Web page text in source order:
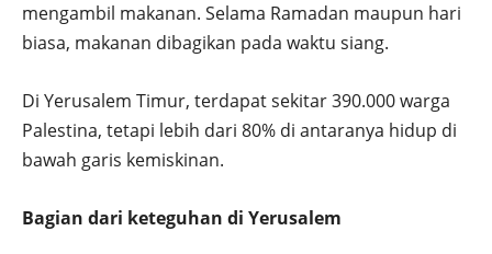
mengambil makanan. Selama Ramadan maupun hari
biasa, makanan dibagikan pada waktu siang.
Di Yerusalem Timur, terdapat sekitar 390.000 warga
Palestina, tetapi lebih dari 80% di antaranya hidup di
bawah garis kemiskinan.
Bagian dari keteguhan di Yerusalem